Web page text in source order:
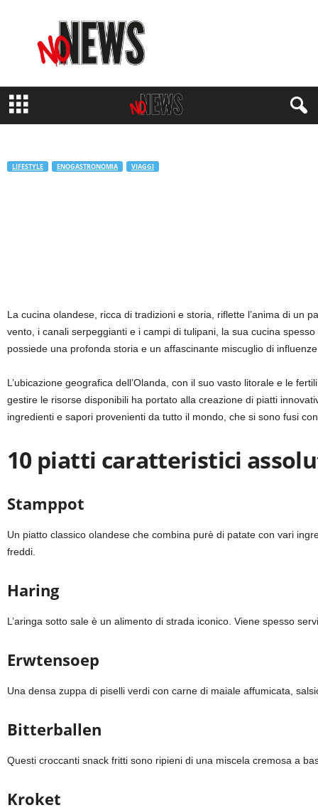
s
LIFESTYLE ENOGASTRONOMIA VIAGGI
La cucina olandese, ricca di tradizioni e storia, riflette l’anima di un
vento, i canali serpeggianti e i campi di tulipani, la sua cucina
possiede una profonda storia e un affascinante miscuglio di
L’ubicazione geografica dell’Olanda, con il suo vasto litorale e le
gestire le risorse disponibili ha portato alla creazione di piatti
ingredienti e sapori provenienti da tutto il mondo, che si sono fusi
10 piatti caratteristici
Stamppot
Un piatto classico olandese che combina purè di patate con vari
freddi.
Haring
L’aringa sotto sale è un alimento di strada iconico. Viene spesso
Erwtensoep
Una densa zuppa di piselli verdi con carne di maiale affumicata,
Bitterballen
Questi croccanti snack fritti sono ripieni di una miscela cremosa a
Kroket